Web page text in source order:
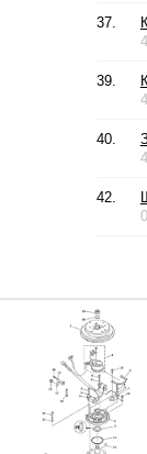
37.
39.
40.
42.